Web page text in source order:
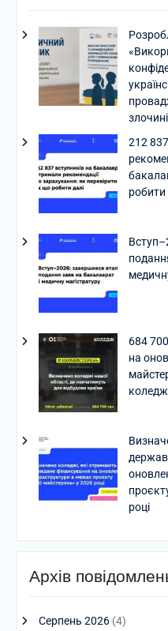
212
робити
684
на
році
Архів
Серпень 2026(4)